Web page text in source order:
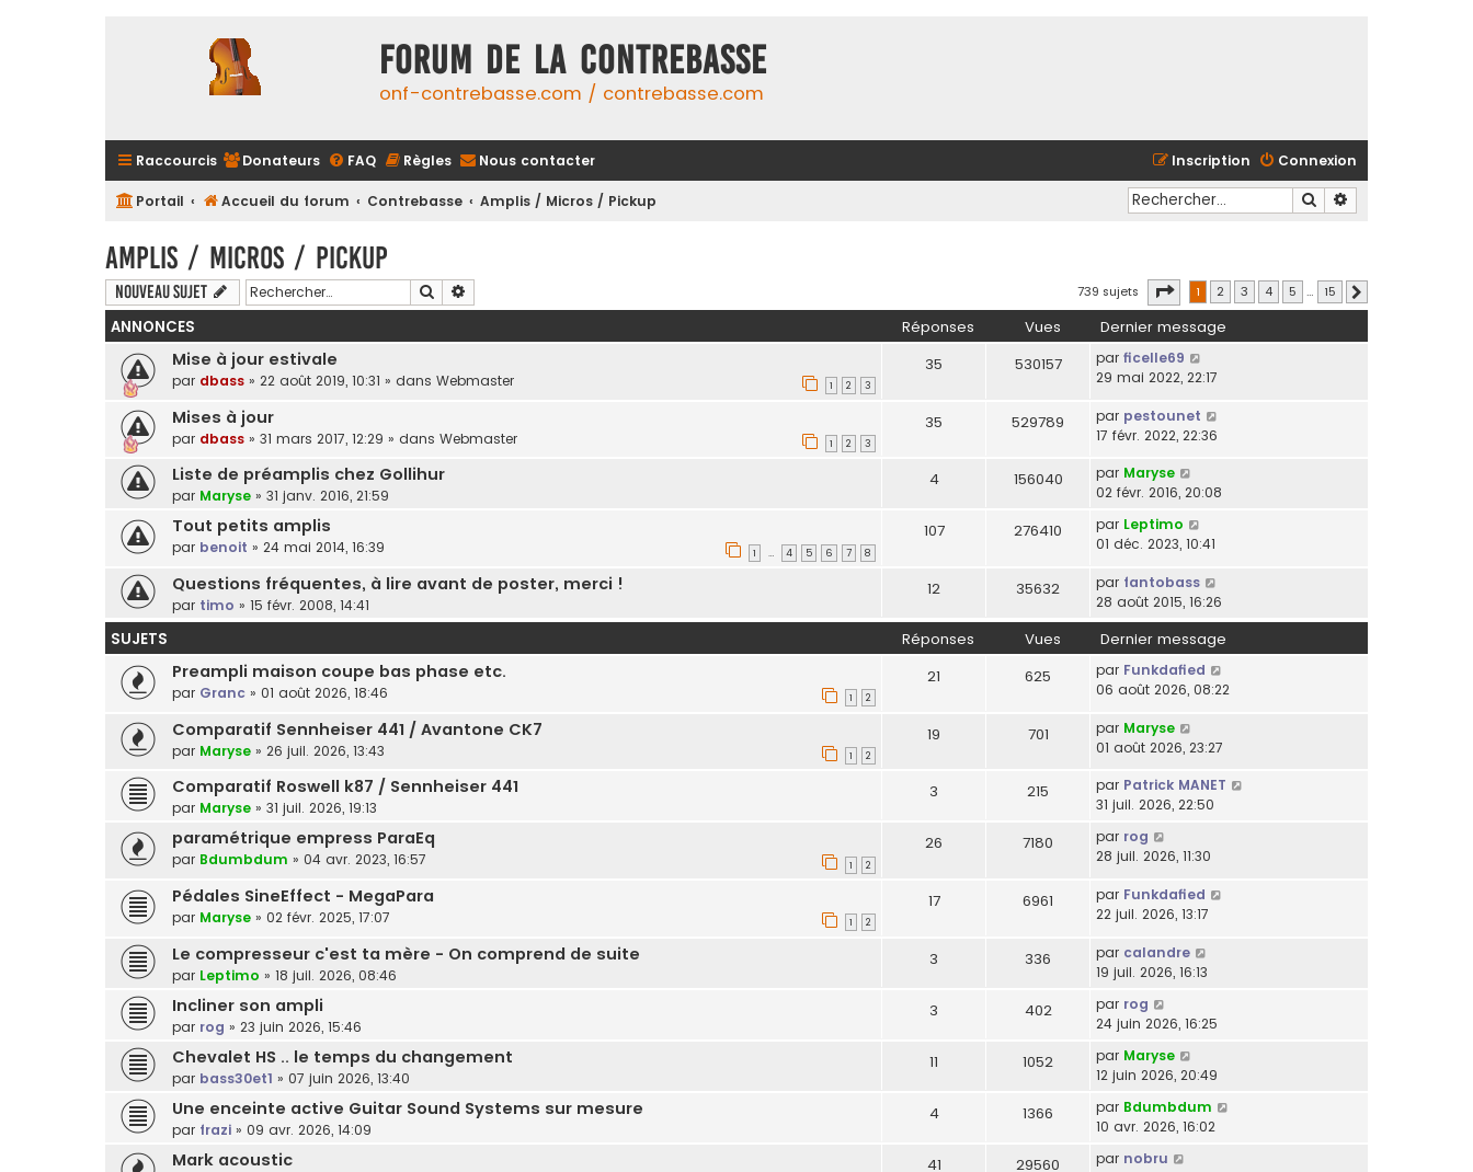
FORUM DE LA CONTREBASSE
onf-contrebasse.com / contrebasse.com
Raccourcis Donateurs FAQ Règles Nous contacter Connexion
Inscription
Portail Accueil du forum Contrebasse Amplis / Micros / Pickup Rechercher
Amplis / Micros / Pickup
Nouveau sujet Rechercher 739 sujets Page sur 15
1 2 3 4 5 … 15
ANNONCES Réponses Vues Dernier message
Mise à jour estivale
par dbass » 22 août 2019, 10:31 » dans Webmaster 1 2 3
35 530157 par ficelle69
29 mai 2022, 22:17
Mises à jour
par dbass » 31 mars 2017, 12:29 » dans Webmaster 1 2 3
35 529789 par pestounet
17 févr. 2022, 22:36
Liste de préamplis chez Gollihur
par Maryse » 31 janv. 2016, 21:59
4 156040 par Maryse
02 févr. 2016, 20:08
Tout petits amplis
par benoit » 24 mai 2014, 16:39 1 … 4 5 6 7 8
107 276410 par Leptimo
01 déc. 2023, 10:41
Questions fréquentes, à lire avant de poster, merci !
par timo » 15 févr. 2008, 14:41
12 35632 par fantobass
28 août 2015, 16:26
SUJETS Réponses Vues Dernier message
Preampli maison coupe bas phase etc.
par Granc » 01 août 2026, 18:46 1 2
21 625 par Funkdafied
06 août 2026, 08:22
Comparatif Sennheiser 441 / Avantone CK7
par Maryse » 26 juil. 2026, 13:43 1 2
19 701 par Maryse
01 août 2026, 23:27
Comparatif Roswell k87 / Sennheiser 441
par Maryse » 31 juil. 2026, 19:13
3 215 par Patrick MANET
31 juil. 2026, 22:50
paramétrique empress ParaEq
par Bdumbdum » 04 avr. 2023, 16:57 1 2
26 7180 par rog
28 juil. 2026, 11:30
Pédales SineEffect - MegaPara
par Maryse » 02 févr. 2025, 17:07 1 2
17 6961 par Funkdafied
22 juil. 2026, 13:17
Le compresseur c'est ta mère - On comprend de suite
par Leptimo » 18 juil. 2026, 08:46
3 336 par calandre
19 juil. 2026, 16:13
Incliner son ampli
par rog » 23 juin 2026, 15:46
3 402 par rog
24 juin 2026, 16:25
Chevalet HS .. le temps du changement
par bass30et1 » 07 juin 2026, 13:40
11 1052 par Maryse
12 juin 2026, 20:49
Une enceinte active Guitar Sound Systems sur mesure
par frazi » 09 avr. 2026, 14:09
4 1366 par Bdumbdum
10 avr. 2026, 16:02
Mark acoustic 41 29560 par nobru